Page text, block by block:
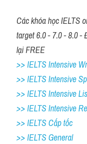
Các khóa học IELTS
target 6.0 - 7.0 - 8.0 -
lại FREE
>> IELTS Intensive
>> IELTS Intensive
>> IELTS Intensive
>> IELTS Intensive
>> IELTS Cấp tốc
>> IELTS General